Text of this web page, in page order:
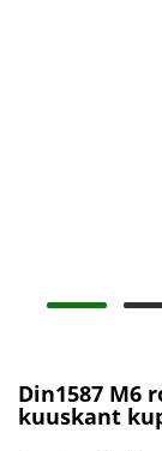
Din1587 M6
kuuskant